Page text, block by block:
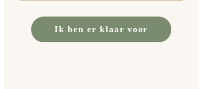
Ik ben er klaar voor